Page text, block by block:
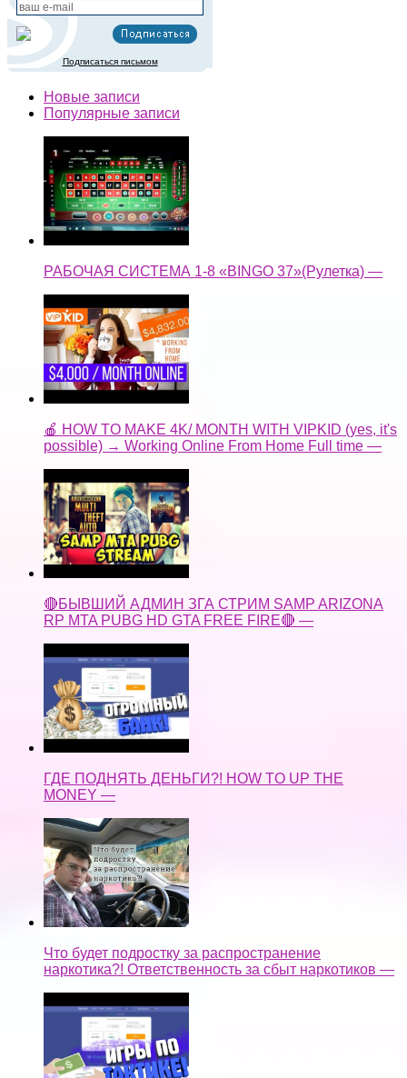
Подписаться письмом
Новые записи
Популярные записи
РАБОЧАЯ СИСТЕМА 1-8 «BINGO 37»(Рулетка) —
🍎 HOW TO MAKE 4K/ MONTH WITH VIPKID (yes, it's
possible) → Working Online From Home Full time —
🔴БЫВШИЙ АДМИН ЗГА СТРИМ SAMP ARIZONA
RP MTA PUBG HD GTA FREE FIRE🔴 —
ГДЕ ПОДНЯТЬ ДЕНЬГИ?! HOW TO UP THE
MONEY —
Что будет подростку за распространение
наркотика?! Ответственность за сбыт наркотиков —